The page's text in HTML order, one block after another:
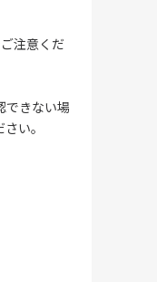
注意くだ
できない場
い。